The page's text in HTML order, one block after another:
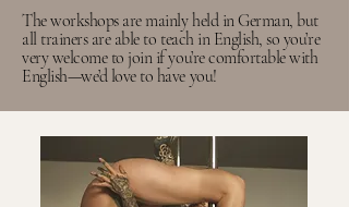
The workshops are mainly held in German, but
all trainers are able to teach in English, so you’re
very welcome to join if you’re comfortable with
English—we’d love to have you!